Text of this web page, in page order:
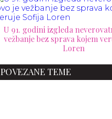
U 91. godini izgleda
vežbanje bez sprava kojem
Loren
POVEZANE TEME